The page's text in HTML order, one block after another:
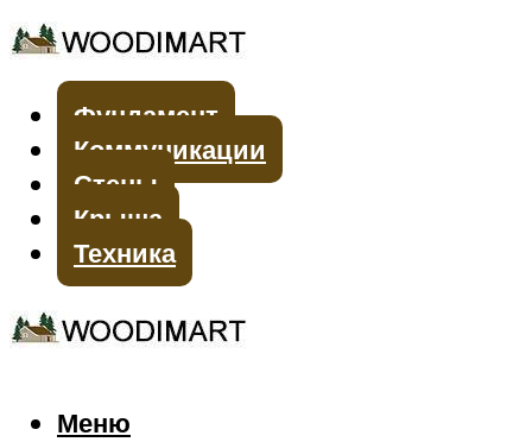
Фундамент
Коммуникации
Стены
Крыша
Техника
Меню
Меню